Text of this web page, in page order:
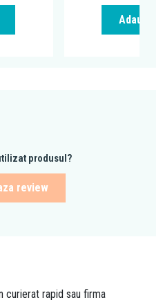
Adauga
produsul?
review
curierat rapid sau firma